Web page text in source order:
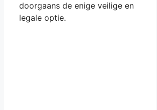
doorgaans de enige veilige en
legale optie.